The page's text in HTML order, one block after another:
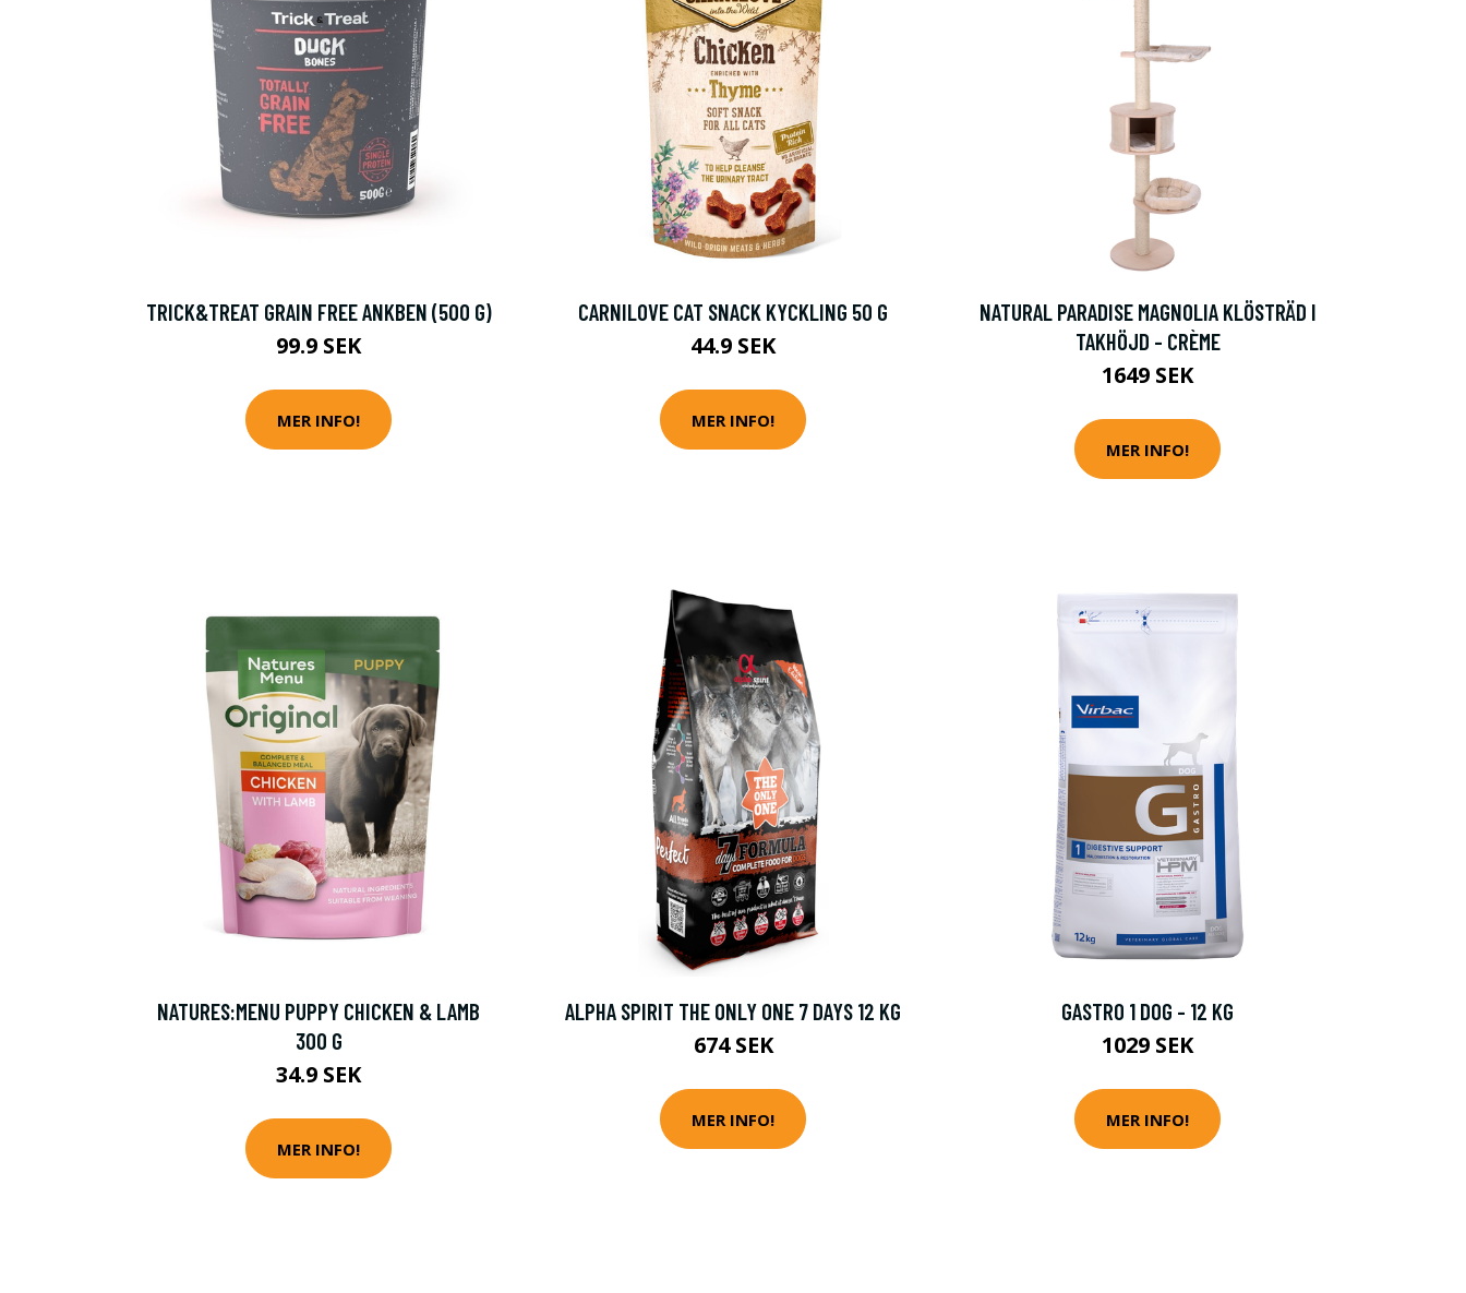
TRICK&TREAT GRAIN FREE ANKBEN (500 G)
99.9 SEK
MER INFO!
CARNILOVE CAT SNACK KYCKLING 50 G
44.9 SEK
MER INFO!
NATURAL PARADISE MAGNOLIA KLÖSTRÄD I
TAKHÖJD - CRÈME
1649 SEK
MER INFO!
NATURES:MENU PUPPY CHICKEN & LAMB
300 G
34.9 SEK
MER INFO!
ALPHA SPIRIT THE ONLY ONE 7 DAYS 12 KG
674 SEK
MER INFO!
GASTRO 1 DOG - 12 KG
1029 SEK
MER INFO!